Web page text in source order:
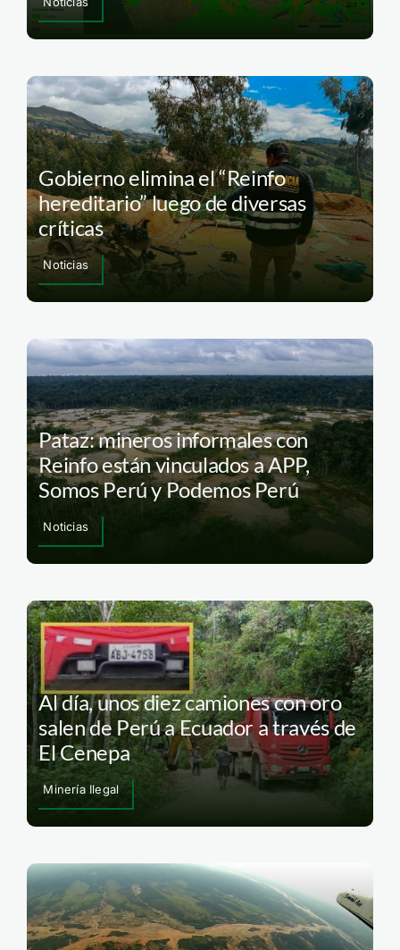
Gobierno elimina el “Reinfo
hereditario” luego de diversas
críticas
Noticias
Pataz: mineros informales con
Reinfo están vinculados a APP,
Somos Perú y Podemos Perú
Noticias
Al día, unos diez camiones con oro
salen de Perú a Ecuador a través de
El Cenepa
Minería Ilegal